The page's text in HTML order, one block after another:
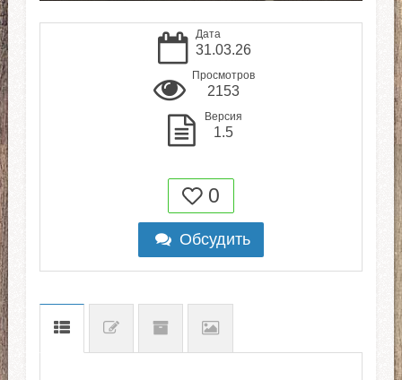
Дата
31.03.26
Просмотров
2153
Версия
1.5
0
Обсудить